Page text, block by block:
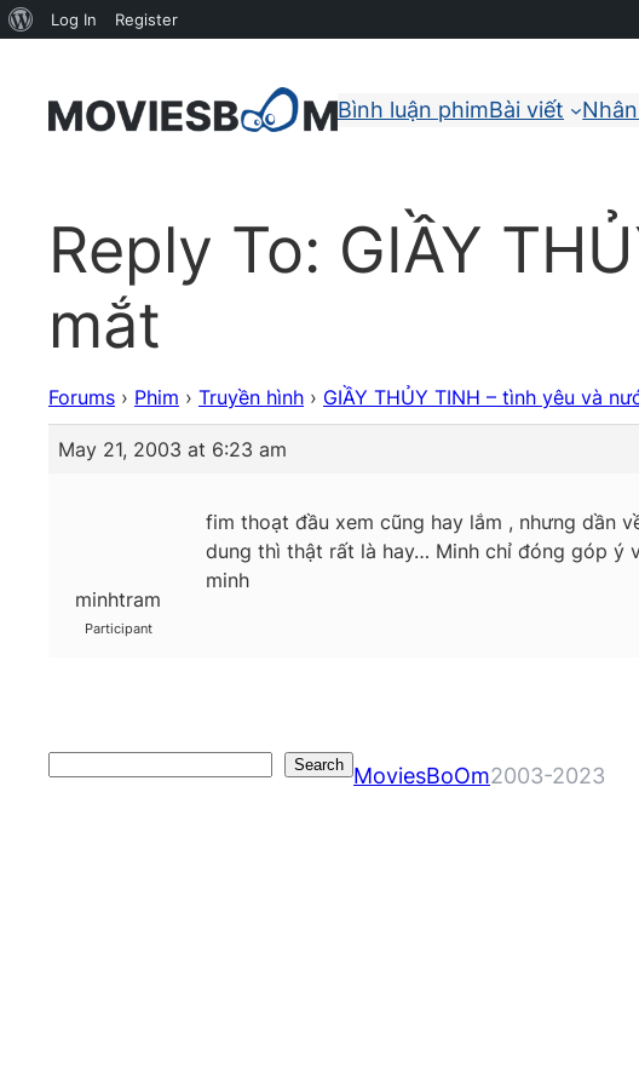
Bình luận phimBài viết
Reply To: GIẦY
mắt
Forums › Phim › Truyền hình › GIẦY THỦY TINH – tình yêu và
May 21, 2003 at 6:23 am
minhtram
Participant
fim thoạt đầu xem cũng hay lắm , nhưng dần
dung thì thật rất là hay… Minh chỉ đóng góp ý
minh
Search MoviesBoOm2003-2023
About
Log In Register